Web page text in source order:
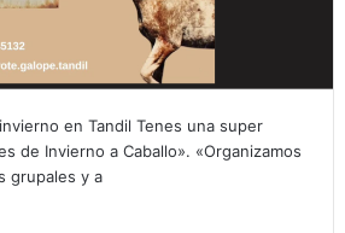
en Tandil Tenes una super
de Invierno a Caballo». «Organizamos
grupales y a